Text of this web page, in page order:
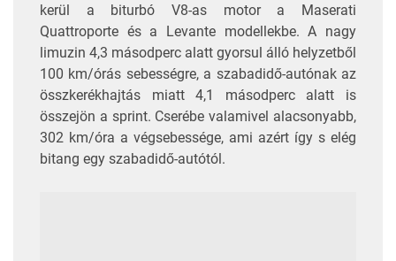
kerül a biturbó V8-as motor a Maserati
Quattroporte és a Levante modellekbe. A nagy
limuzin 4,3 másodperc alatt gyorsul álló helyzetből
100 km/órás sebességre, a szabadidő-autónak az
összkerékhajtás miatt 4,1 másodperc alatt is
összejön a sprint. Cserébe valamivel alacsonyabb,
302 km/óra a végsebessége, ami azért így s elég
bitang egy szabadidő-autótól.